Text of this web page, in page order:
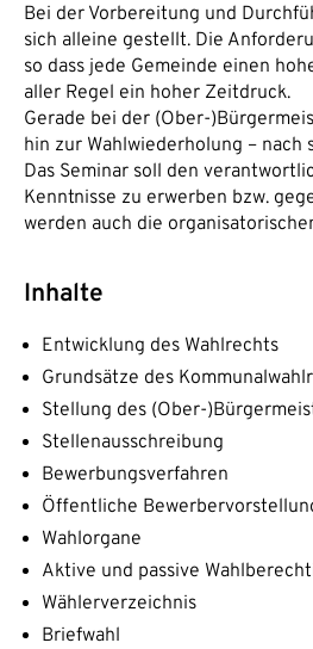
Bei der Vorbereitung und
sich alleine gestellt. Die
so dass jede Gemeinde einen
aller Regel ein hoher Zeitdruck.
Gerade bei der (Ober-
hin zur Wahlwiederholung – nach
Das Seminar soll den
Kenntnisse zu erwerben bzw.
werden auch die
Inhalte
Entwicklung des Wahlrechts
Grundsätze des
Stellung des (Ober-
Stellenausschreibung
Bewerbungsverfahren
Öffentliche
Wahlorgane
Aktive und passive
Wählerverzeichnis
Briefwahl